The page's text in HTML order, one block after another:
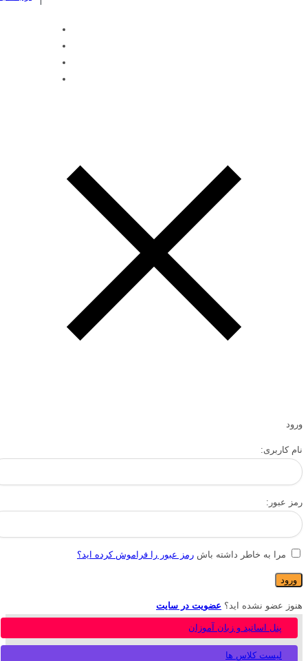
ورود
نام کاربری:
رمز عبور:
مرا به خاطر داشته باش رمز عبور را فراموش کرده اید؟
هنوز عضو نشده اید؟ عضویت در سایت
لیست کلاس ها
پنل اساتید و زبان آموزان